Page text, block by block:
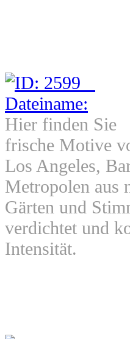
Hier finden Sie
frische Motive
Los Angeles,
Metropolen aus
Gärten und
verdichtet und
Intensität.